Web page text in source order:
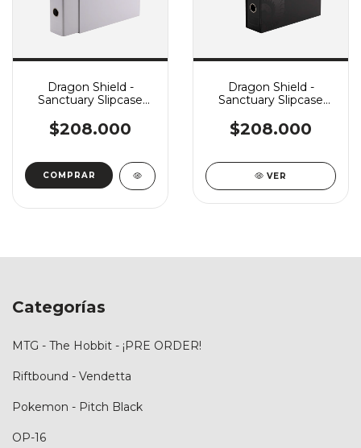
Dragon Shield -
Sanctuary Slipcase
$208.000
Dragon Shield -
Sanctuary Slipcase
$208.000
VER
Categorías
MTG - The Hobbit - ¡PRE ORDER!
Riftbound - Vendetta
Pokemon - Pitch Black
OP-16